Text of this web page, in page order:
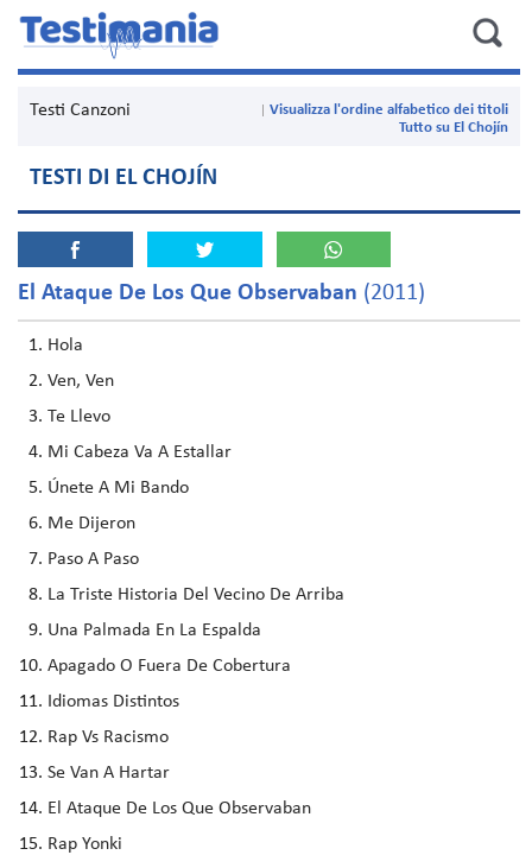
Testi Canzoni
Visualizza l'ordine alfabetico dei titoli
Tutto su El Chojín
TESTI DI EL CHOJÍN
El Ataque De Los Que Observaban (2011)
Hola
Ven, Ven
Te Llevo
Mi Cabeza Va A Estallar
Únete A Mi Bando
Me Dijeron
Paso A Paso
La Triste Historia Del Vecino De Arriba
Una Palmada En La Espalda
Apagado O Fuera De Cobertura
Idiomas Distintos
Rap Vs Racismo
Se Van A Hartar
El Ataque De Los Que Observaban
Rap Yonki